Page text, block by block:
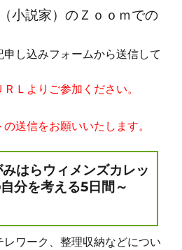
小説家）のＺｏｏｍでの
し込みフォームから送信して
Ｌよりご参加ください。
送信をお願いいたします。
はらウィメンズカレッ
分を考える5日間～
ワーク、整理収納などについ